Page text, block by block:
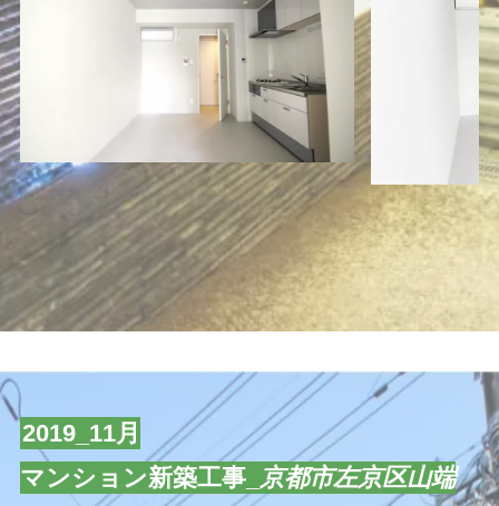
2019_11月
マンション新築工事_ 京都市左京区山端